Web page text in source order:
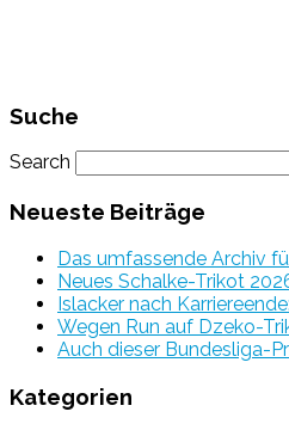
Suche
Search
Neueste Beiträge
Das umfassende Archiv
Neues Schalke-Trikot
Islacker nach
Wegen Run auf Dzeko-
Auch dieser Bundesliga-
Kategorien